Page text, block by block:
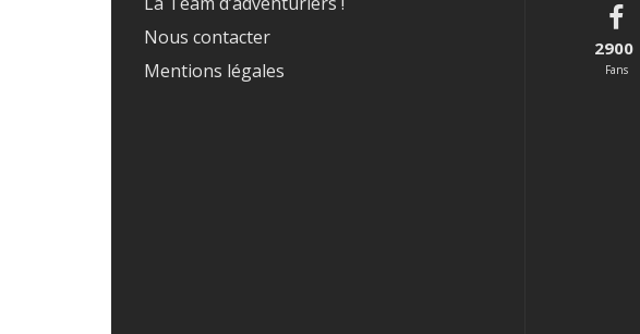
Nous contacter
Mentions légales
2900
Fans